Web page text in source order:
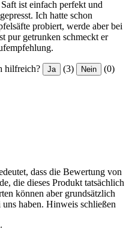
ist einfach perfekt und
Ich hatte schon
probiert, werde aber bei
pur getrunken schmeckt er
hilfreich? Ja (3) Nein (0)
dass die Bewertung von
die dieses Produkt tatsächlich
können aber grundsätzlich
haben. Hinweis schließen